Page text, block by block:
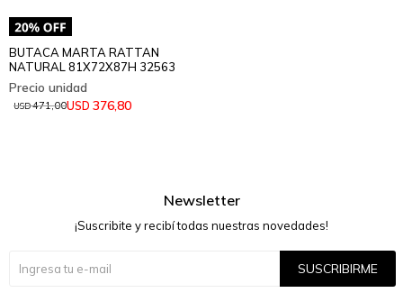
BUTACA MARTA RATTAN
NATURAL 81X72X87H 32563
USD 376,80
USD471,00
Newsletter
¡Suscribite y recibí todas nuestras novedades!
SUSCRIBIRME